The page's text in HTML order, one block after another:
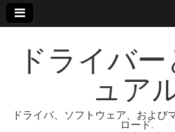
ドライバ
ュア
ドライバ、ソフトウェア、および
ロード.